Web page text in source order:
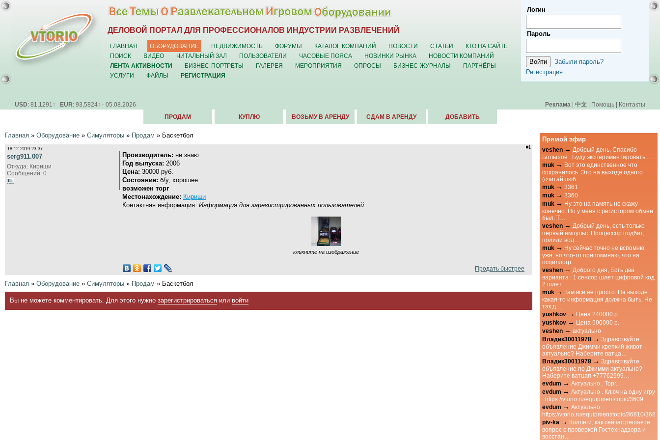
Логин
Пароль
Забыли пароль?
Регистрация
ДЕЛОВОЙ ПОРТАЛ ДЛЯ ПРОФЕССИОНАЛОВ ИНДУСТРИИ РАЗВЛЕЧЕНИЙ
ГЛАВНАЯ ОБОРУДОВАНИЕ НЕДВИЖИМОСТЬ ФОРУМЫ КАТАЛОГ КОМПАНИЙ НОВОСТИ СТАТЬИ
КТО НА САЙТЕ
ПОИСК
ВИДЕО ЧИТАЛЬНЫЙ ЗАЛ ПОЛЬЗОВАТЕЛИ ЧАСОВЫЕ ПОЯСА НОВИНКИ РЫНКА
НОВОСТИ КОМПАНИЙ
ЛЕНТА АКТИВНОСТИ
БИЗНЕС-ПОРТРЕТЫ ГАЛЕРЕЯ МЕРОПРИЯТИЯ ОПРОСЫ БИЗНЕС-ЖУРНАЛЫ
ПАРТНЁРЫ
УСЛУГИ
ФАЙЛЫ РЕГИСТРАЦИЯ
Реклама | 中文 | Помощь | Контакты
USD: 81,1291↑ EUR: 93,5824↑ - 05.08.2026
ПРОДАМ КУПЛЮ ВОЗЬМУ В АРЕНДУ СДАМ В АРЕНДУ ДОБАВИТЬ
Главная » Оборудование » Симуляторы » Продам » Баскетбол
#1
18.12.2019 23:37
serg911.007
Откуда: Кириши
Сообщений: 0
Производитель: не знаю
Год выпуска: 2006
Цена: 30000 руб.
Состояние: б/у, хорошее
возможен торг
Местонахождение: Кириши
Контактная информация: Информация для зарегистрированных пользователей
кликните на изображение
Продать быстрее
Главная » Оборудование » Симуляторы » Продам » Баскетбол
Вы не можете комментировать. Для этого нужно зарегистрироваться или войти
Прямой эфир
veshen → Добрый день, Спасибо
Большое . Буду экспериментировать.…
muk → Вот это единственное что
сохранилось. Это на выходе одного
(считай люб…
muk → 3361
muk → 3360
muk → Ну это на память не скажу
конечно. Но у меня с регистором обмен
был. Т…
veshen → Добрый день, есть только
первый импульс. Процессор подбит,
полили вод…
muk → Ну сейчас точно не вспомню
уже, но что-то припоминаю, что на
осциллогр…
veshen → Доброго дня, Есть два
варианта : 1 сенсор шлет цифровой код
2 шлет …
muk → Там всё не просто. На выходе
какая-то информация должна быть. Не
так д…
yushkov → Цена 240000 р.
yushkov → Цена 500000 р.
veshen → актуально
Владик30011978 → Здравствуйте
объявление Джимми крепкий живот
актуально? Наберите ватца…
Владик30011978 → Здравствуйте
объявление по Джимми актуально?
Наберите ватцап +77762999…
evdum → Актуально . Торг.
evdum → Актуально . Ключ на одну игру
. https://vtorio.ru/equipment/topic/3609…
evdum → Актуально
https://vtorio.ru/equipment/topic/36810/
piv-ka → Коллеги, как сейчас решаете
вопрос с проверкой Гостехнадзора и
восстан…